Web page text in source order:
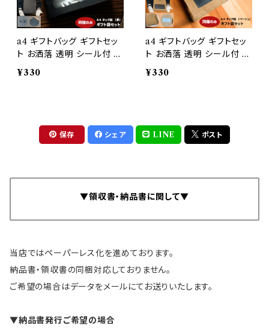
a4 ギフトバッグ ギフトセッ
ト お洒落 透明 シール付 ラ
ッピング 贈り物 高級感 小
¥330
a4 ギフトバッグ ギフトセッ
ト お洒落 透明 シール付 ラ
ッピング 贈り物 高級感 小
¥330
保存 シェア LINE ポスト
▼領収書・納品書に関して▼
当店ではペーパーレス化を進めております。
納品書・領収書の同梱対応しておりません。
ご希望の場合はデータをメールにてお送りいたします。
▼納品書発行ご希望の場合